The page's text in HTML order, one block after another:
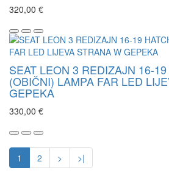
320,00 €
SEAT LEON 3 REDIZAJN 16-
(OBIČNI) LAMPA FAR LED
GEPEKA
330,00 €
1 2 > >|